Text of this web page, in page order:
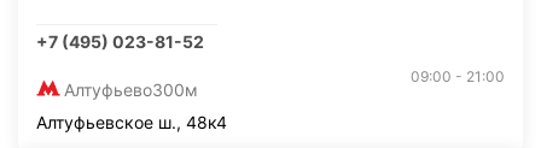
+7 (495) 023-81-52
Алтуфьево300м
09:00 - 21:00
Алтуфьевское ш., 48к4